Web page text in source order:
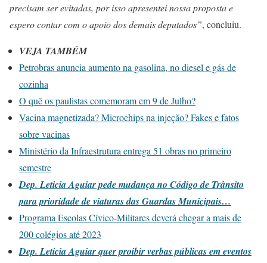
precisam ser evitadas, por isso apresentei nossa proposta e
espero contar com o apoio dos demais deputados”, concluiu.
VEJA TAMBÉM
Petrobras anuncia aumento na gasolina, no diesel e gás de
cozinha
O quê os paulistas comemoram em 9 de Julho?
Vacina magnetizada? Microchips na injeção? Fakes e fatos
sobre vacinas
Ministério da Infraestrutura entrega 51 obras no primeiro
semestre
Dep. Leticia Aguiar pede mudança no Código de Trânsito
para prioridade de viaturas das Guardas Municipais…
Programa Escolas Cívico-Militares deverá chegar a mais de
200 colégios até 2023
Dep. Leticia Aguiar quer proibir verbas públicas em eventos